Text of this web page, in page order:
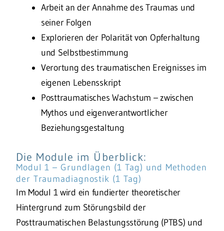
Arbeit an der Annahme des Traumas und
seiner Folgen
Explorieren der Polarität von Opferhaltung
und Selbstbestimmung
Verortung des traumatischen Ereignisses im
eigenen Lebensskript
Posttraumatisches Wachstum – zwischen
Mythos und eigenverantwortlicher
Beziehungsgestaltung
Die Module im Überblick:
Modul 1 – Grundlagen (1 Tag) und Methoden
der Traumadiagnostik (1 Tag)
Im Modul 1 wird ein fundierter theoretischer
Hintergrund zum Störungsbild der
Posttraumatischen Belastungsstörung (PTBS) und